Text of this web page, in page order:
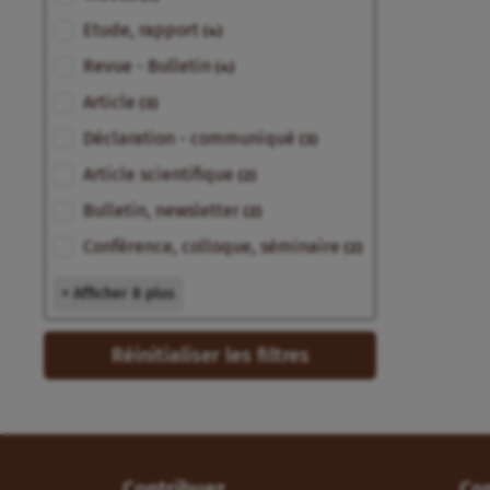
Etude, rapport (4)
Revue - Bulletin (4)
Article
Déclaration - communiqué
Article scientifique
Bulletin, newsletter
Conférence, colloque, séminaire
+ Afficher 8 plus
Réinitialiser les filtres